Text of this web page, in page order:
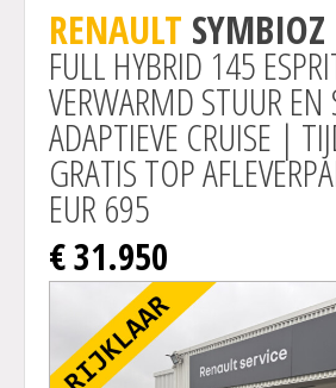
Actie
RENAULT SYMBIOZ
FULL HYBRID 145
VERWARMD STUUR
ADAPTIEVE CRUISE |
GRATIS TOP
EUR 695
€ 31.950